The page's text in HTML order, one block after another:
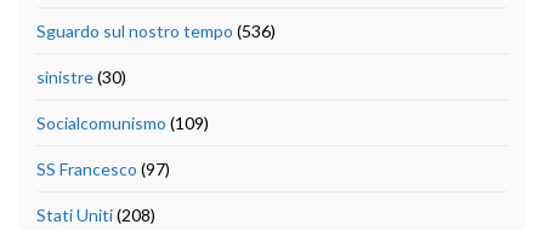
Sguardo sul nostro tempo (536)
sinistre(30)
Socialcomunismo (109)
SS Francesco (97)
Stati Uniti(208)